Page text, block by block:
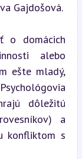
Gajdošová.
o domácich
alebo
ešte mladý,
dôležitú
a
konfliktom s